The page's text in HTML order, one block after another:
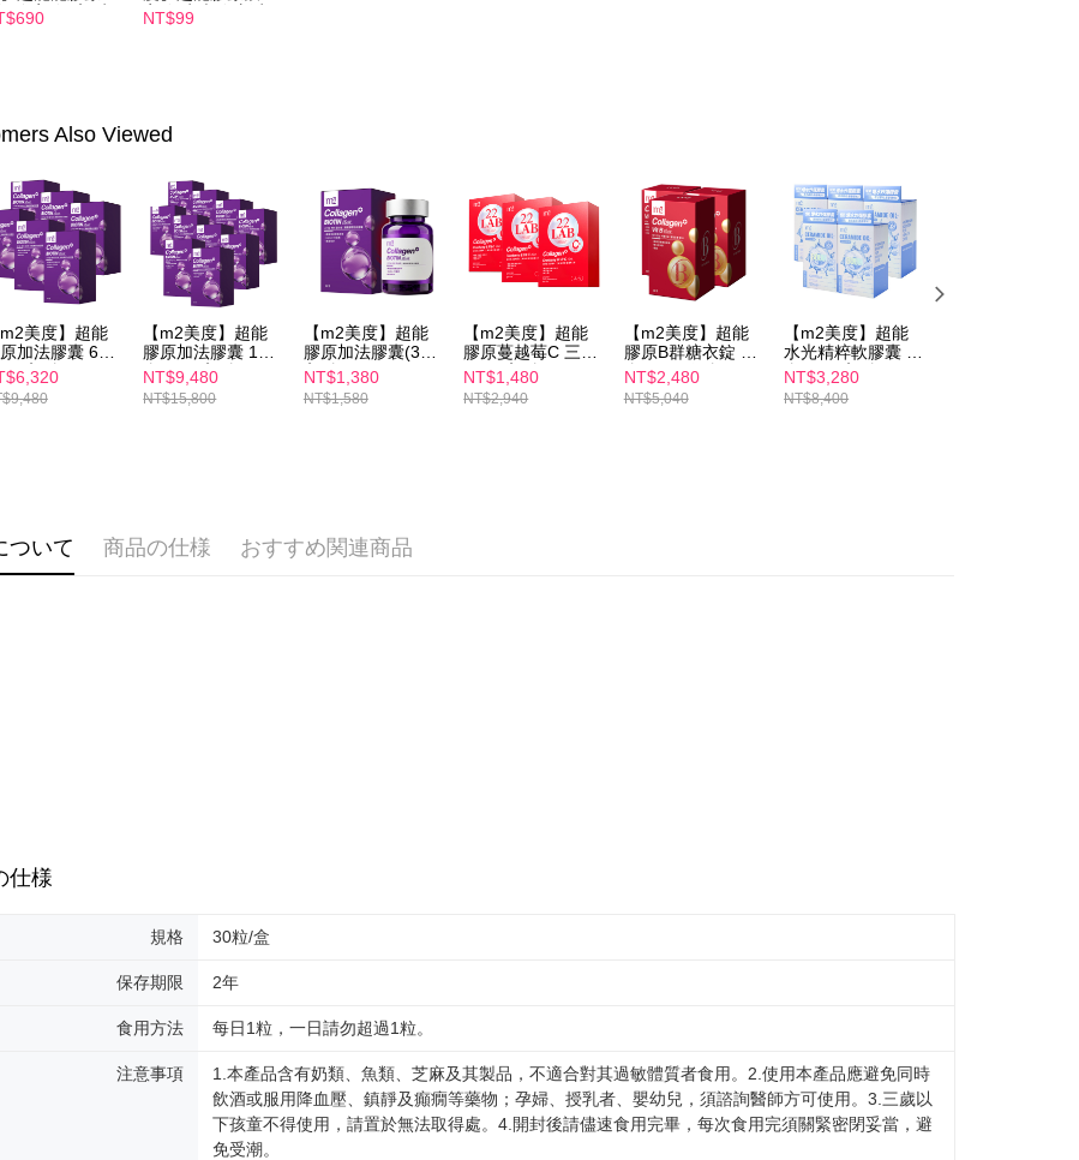
なります。支払い期限を過ぎた場合、その金額に基づいて年利20%の遅
延滞納金が加算されます。未成年の利用者は、事前に法定代理人または
後見人の同意を得ればAFTEEをご利用いただけます。
個人情報の処理、利用について疑問がある、または関連する法律の権利
を行使したい場合は、ネットプロテクションズ
cs_tw@netprotections.co.jp
にご連絡ください。上記に示した個人情報
を、必要な購入注文書とあわせてAFTEEにご提供いただく、または
AFTEEにあなたの個人情報の収集、処理、利用を許可することににご同
意いただけない場合は、当サービスを選択しないでください。
海外配送(馬來西亞) 送料を確認
海外配送(澳洲) 送料を確認
/晚安飲4入/水
飲4入/新生飲4
安飲/水光飲/新生
飲-孫藝珍推薦(任
NT$99
Also Viewed
m2美度】超能
加法膠囊 6盒
入/盒)
【m2美度】超能
膠原加法膠囊 10
盒組(30入/盒)
NT$9,480
NT$15,800
【m2美度】超能
膠原加法膠囊(30
入/盒)
NT$1,380
NT$1,580
【m2美度】超能
膠原蔓越莓C 三盒
組(10入/盒)
NT$1,480
NT$2,940
【m2美度】超能
膠原B群糖衣錠 三
盒組(60錠/盒)
NT$2,480
NT$5,040
【m2美度】超能
水光精粹軟膠囊 五
盒組(24入/盒)
NT$3,280
NT$8,400
ついて 商品の仕様 おすすめ関連商品
仕様
規格 30粒/盒
保存期限 2年
食用方法 每日1粒，一日請勿超過1粒。
注意事項
1.本產品含有奶類、魚類、芝麻及其製品，不適合對其過敏體質者食用。2.使用本產品應避免同時
飲酒或服用降血壓、鎮靜及癲癇等藥物；孕婦、授乳者、嬰幼兒，須諮詢醫師方可使用。3.三歲以
下孩童不得使用，請置於無法取得處。4.開封後請儘速食用完畢，每次食用完須關緊密閉妥當，避
免受潮。